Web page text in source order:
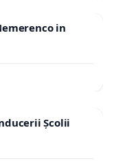
in
Școlii